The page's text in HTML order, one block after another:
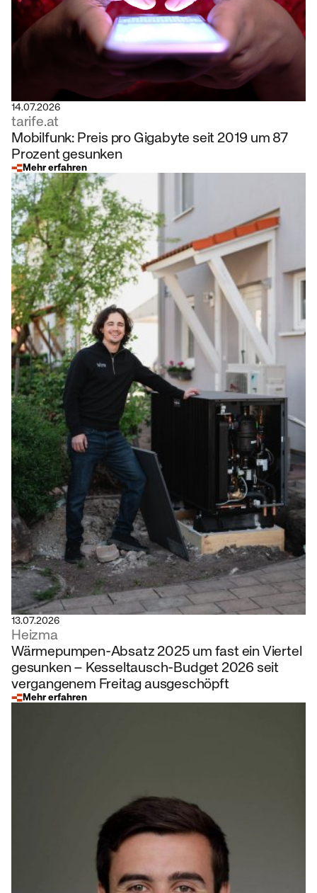
14.07.2026
tarife.at
Mobilfunk: Preis pro Gigabyte seit 2019 um 87
Prozent gesunken
Mehr erfahren
13.07.2026
Heizma
Wärmepumpen-Absatz 2025 um fast ein Viertel
gesunken – Kesseltausch-Budget 2026 seit
vergangenem Freitag ausgeschöpft
Mehr erfahren